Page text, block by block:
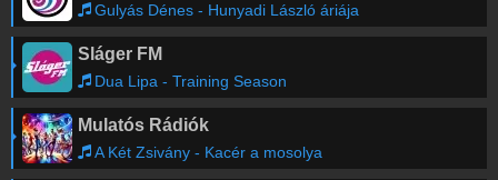
Gulyás Dénes - Hunyadi László áriája
Sláger FM
Dua Lipa - Training Season
Mulatós Rádiók
A Két Zsivány - Kacér a mosolya